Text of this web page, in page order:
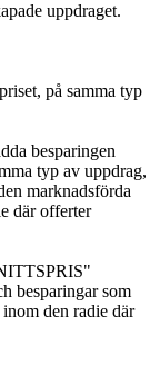
uppdraget.
på samma typ
besparingen
typ av uppdrag,
marknadsförda
där offerter
besparingar som
den radie där